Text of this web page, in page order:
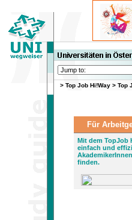
> Top Job Hi!Way > Top
Für
Mit dem TopJob
einfach und
AkademikerInnen
finden.